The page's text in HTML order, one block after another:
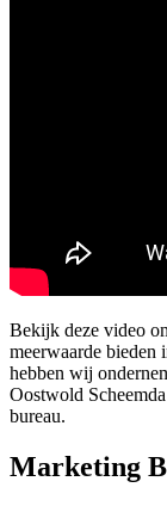
Bekijk deze video
meerwaarde bieden
hebben wij
Oostwold
bureau.
Marketing